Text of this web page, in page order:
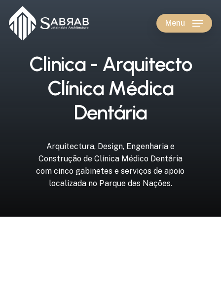
main
Menu
Clinica - Arquitecto
Clínica Médica
Dentária
Arquitectura, Design, Engenharia e
Construção de Clínica Médico Dentária
com cinco gabinetes e serviços de apoio
localizada no Parque das Nações.